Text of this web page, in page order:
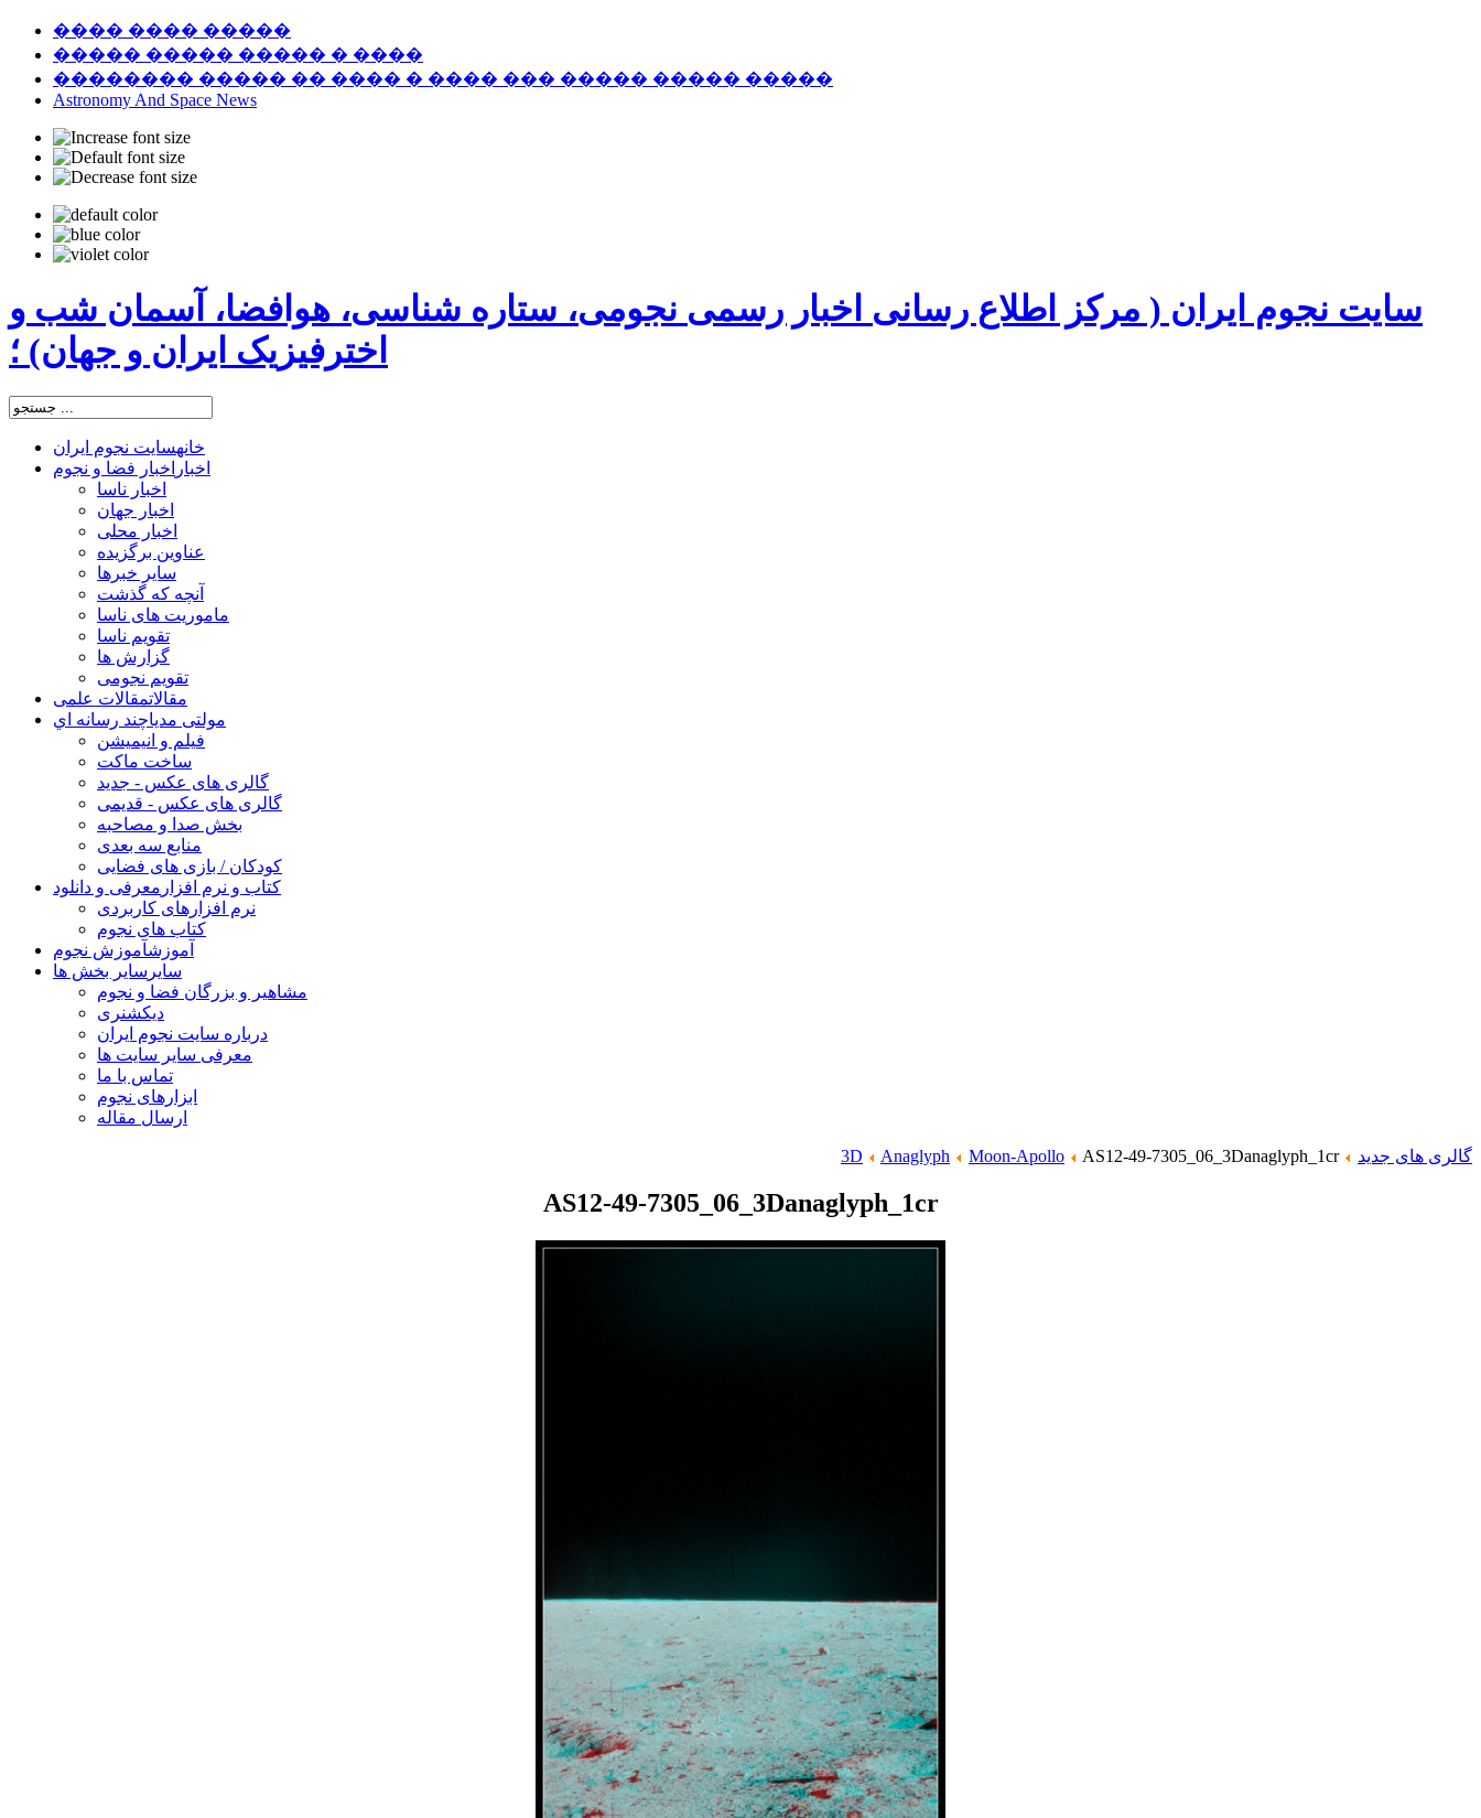
���� ���� �����
����� ����� ����� � ����
�������� ����� �� ���� � ���� ��� ����� ����� �����
Astronomy And Space News
سایت نجوم ایران ( مرکز اطلاع رسانی اخبار رسمی نجومی، ستاره شناسی، هوافضا، آسمان شب و
اخترفیزیک ایران و جهان) ؛
خانهسایت نجوم ایران
اخبار اخبار فضا و نجوم
اخبار ناسا
اخبار جهان
اخبار محلی
عناوین برگزیده
سایر خبرها
آنچه که گذشت
ماموریت های ناسا
تقویم ناسا
گزارش ها
تقویم نجومی
مقالاتمقالات علمی
مولتی مدیاچند رسانه اي
فیلم و انیمیشن
ساخت ماکت
گالری های عکس - جدید
گالری های عکس - قدیمی
بخش صدا و مصاحبه
منابع سه بعدی
کودکان / بازی های فضایی
کتاب و نرم افزار معرفی و دانلود
نرم افزارهای کاربردی
کتاب های نجوم
آموزشآموزش نجوم
سایر سایر بخش ها
مشاهیر و بزرگان فضا و نجوم
دیکشنری
درباره سایت نجوم ایران
معرفی سایر سایت ها
تماس با ما
ابزارهای نجوم
ارسال مقاله
گالری های جدید 3D Anaglyph Moon-Apollo AS12-49-7305_06_3Danaglyph_1cr
AS12-49-7305_06_3Danaglyph_1cr